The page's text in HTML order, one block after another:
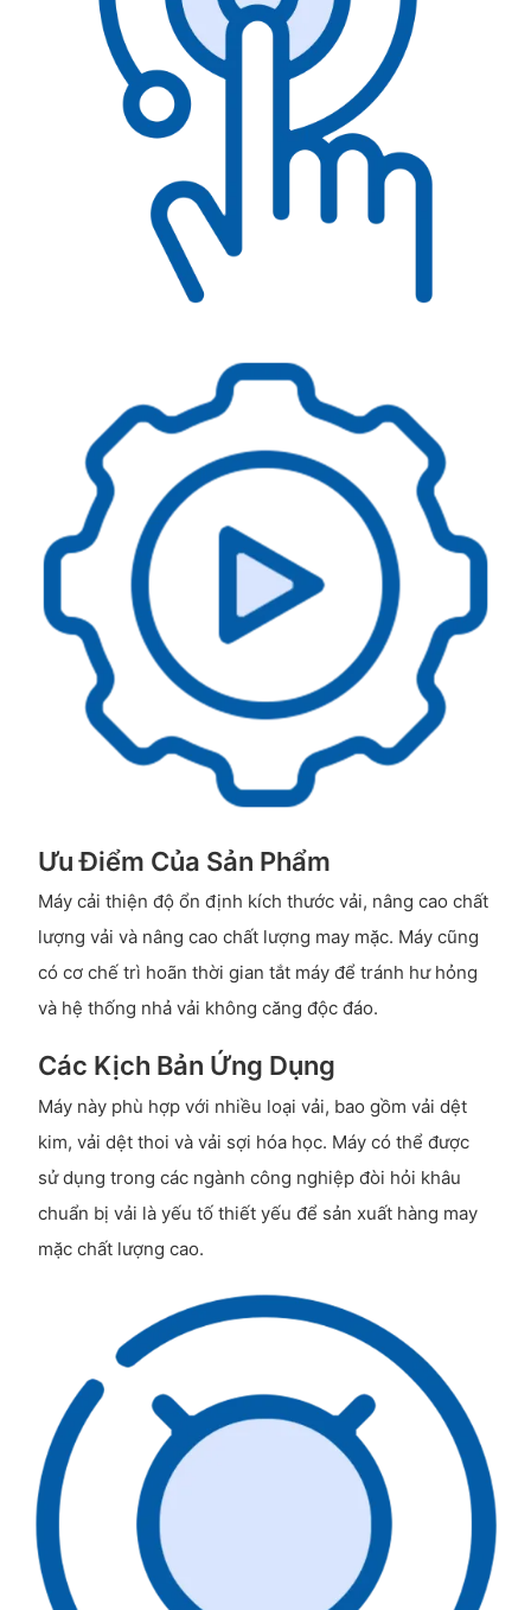
Ưu Điểm Của Sản Phẩm
Máy cải thiện độ ổn định kích thước vải, nâng cao chất
lượng vải và nâng cao chất lượng may mặc. Máy cũng
có cơ chế trì hoãn thời gian tắt máy để tránh hư hỏng
và hệ thống nhả vải không căng độc đáo.
Các Kịch Bản Ứng Dụng
Máy này phù hợp với nhiều loại vải, bao gồm vải dệt
kim, vải dệt thoi và vải sợi hóa học. Máy có thể được
sử dụng trong các ngành công nghiệp đòi hỏi khâu
chuẩn bị vải là yếu tố thiết yếu để sản xuất hàng may
mặc chất lượng cao.